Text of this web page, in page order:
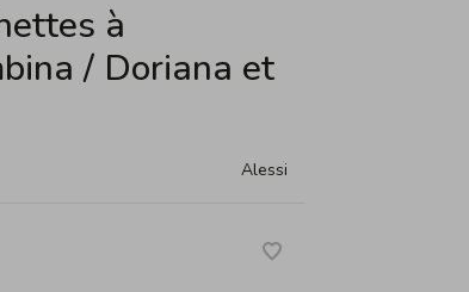
à
/ Doriana et
Alessi